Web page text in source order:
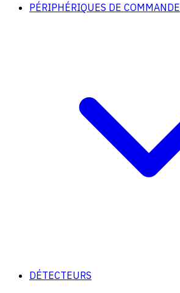
PÉRIPHÉRIQUES DE COMMANDE
DÉTECTEURS